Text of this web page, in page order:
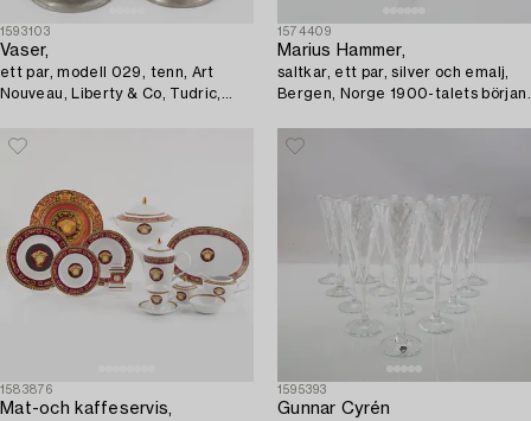
1593103
Vaser,
ett par, modell 029, tenn, Art
Nouveau, Liberty & Co, Tudric,
1574409
Marius Hammer,
saltkar, ett par, silver och emalj,
Bergen, Norge 1900-talets början.
1583876
Mat-och kaffeservis,
1595393
Gunnar Cyrén